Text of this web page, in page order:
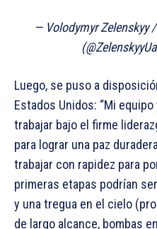
— Volodymyr
Luego, se puso a
Estados Unidos: “Mi
trabajar bajo el firme
para lograr una paz
trabajar con rapidez para
primeras etapas podrían
y una tregua en el cielo
de largo alcance, bombas